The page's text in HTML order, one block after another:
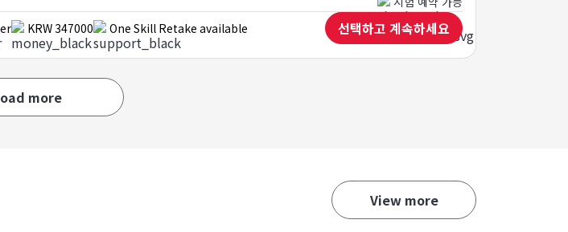
KRW 347000 One Skill Retake available 선택하고 계속하세요
more
View more